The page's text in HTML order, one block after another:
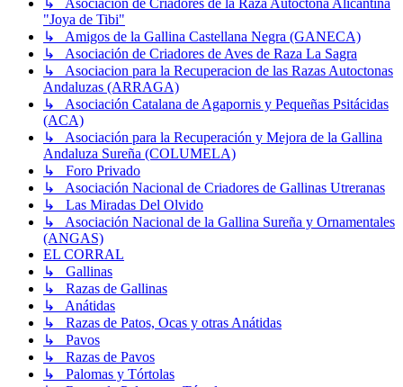
↳ Asociación de Criadores de la Raza Autóctona Alicantina
"Joya de Tibi"
↳ Amigos de la Gallina Castellana Negra (GANECA)
↳ Asociación de Criadores de Aves de Raza La Sagra
↳ Asociacion para la Recuperacion de las Razas Autoctonas
Andaluzas (ARRAGA)
↳ Asociación Catalana de Agapornis y Pequeñas Psitácidas
(ACA)
↳ Asociación para la Recuperación y Mejora de la Gallina
Andaluza Sureña (COLUMELA)
↳ Foro Privado
↳ Asociación Nacional de Criadores de Gallinas Utreranas
↳ Las Miradas Del Olvido
↳ Asociación Nacional de la Gallina Sureña y Ornamentales
(ANGAS)
EL CORRAL
↳ Gallinas
↳ Razas de Gallinas
↳ Anátidas
↳ Razas de Patos, Ocas y otras Anátidas
↳ Pavos
↳ Razas de Pavos
↳ Palomas y Tórtolas